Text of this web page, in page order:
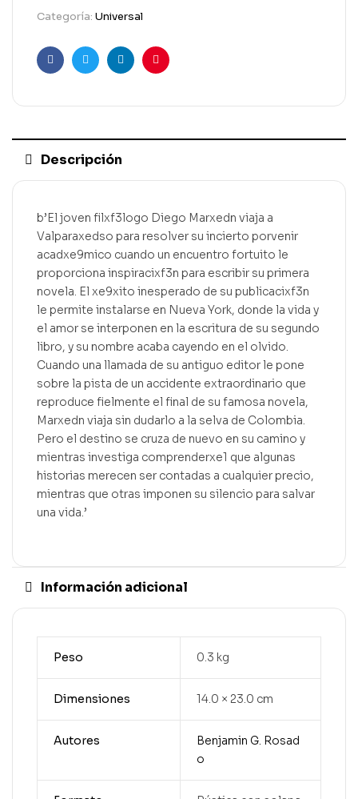
Categoría: Universal
FacebookGorjeoLinkedInPinterest
Descripción
b’El joven filxf3logo Diego Marxedn viaja a
Valparaxedso para resolver su incierto porvenir
acadxe9mico cuando un encuentro fortuito le
proporciona inspiracixf3n para escribir su primera
novela. El xe9xito inesperado de su publicacixf3n
le permite instalarse en Nueva York, donde la vida y
el amor se interponen en la escritura de su segundo
libro, y su nombre acaba cayendo en el olvido.
Cuando una llamada de su antiguo editor le pone
sobre la pista de un accidente extraordinario que
reproduce fielmente el final de su famosa novela,
Marxedn viaja sin dudarlo a la selva de Colombia.
Pero el destino se cruza de nuevo en su camino y
mientras investiga comprenderxe1 que algunas
historias merecen ser contadas a cualquier precio,
mientras que otras imponen su silencio para salvar
una vida.’
Información adicional
Peso 0.3 kg
Dimensiones 14.0 × 23.0 cm
Autores
Benjamin G. Rosad
o